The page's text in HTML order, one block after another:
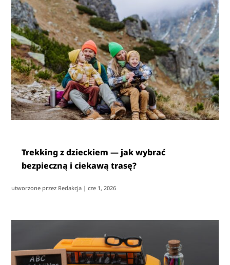
Trekking z dzieckiem — jak wybrać
bezpieczną i ciekawą trasę?
utworzone przez Redakcja |cze 1, 2026